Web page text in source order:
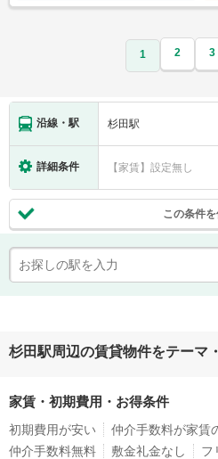
1 2 3
沿線・駅 杉田駅
詳細条件 【家賃】設定無し
この条件
杉田駅周辺の賃貸物件をテーマ
家賃・初期費用・お得条件
初期費用が安い
仲介手数料が家賃
仲介手数料無料
敷金礼金なし フ